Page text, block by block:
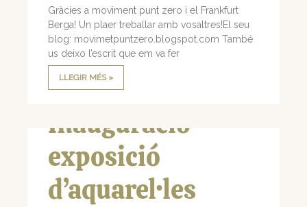
Gràcies a moviment punt zero i el Frankfurt
Berga! Un plaer treballar amb vosaltres!El seu
blog: movimetpuntzero.blogspot.com També
us deixo l’escrit que em va fer
LLEGIR MÉS »
Inauguració
exposició
d’aquarel·les